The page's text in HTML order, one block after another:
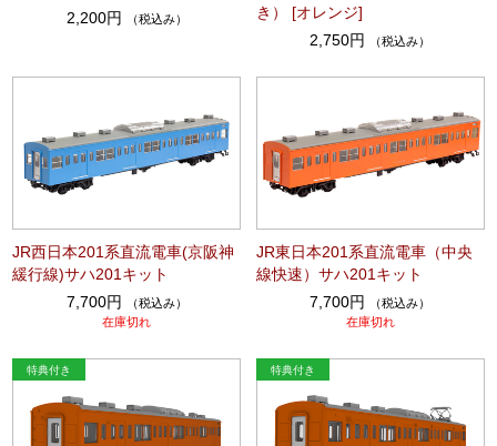
2,200円
（税込み）
き） [オレンジ]
2,750円
（税込み）
JR西日本201系直流電車(京阪神
緩行線)サハ201キット
7,700円
（税込み）
在庫切れ
JR東日本201系直流電車（中央
線快速）サハ201キット
7,700円
（税込み）
在庫切れ